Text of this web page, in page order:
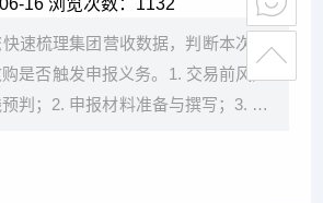
16 浏览次数： 1132
速梳理集团营收数据，判断本次股
是否触发申报义务。1. 交易前风险
判；2. 申报材料准备与撰写；3. 代